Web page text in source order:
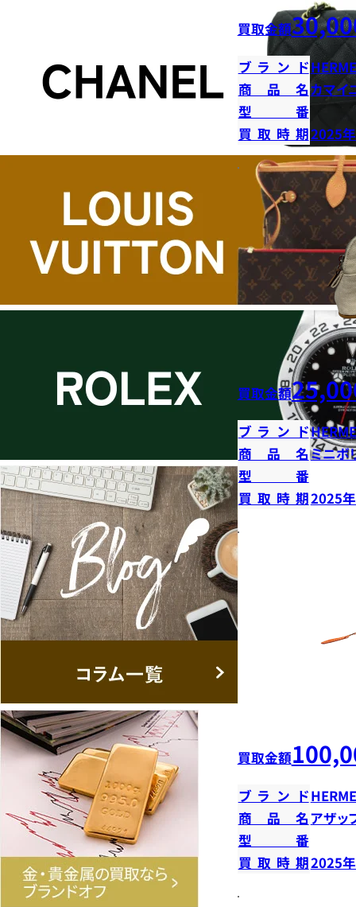
買取金額
ブランド
商品名カマイ
型番
買取時期2025
買取金額
ブランド
商品名ミニボ
型番
買取時期2025
買取金額
ブランド
商品名アザッ
型番
買取時期2025